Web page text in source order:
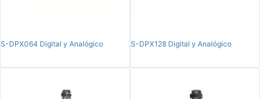
S-DPX064 Digital y Analógico S-DPX128 Digital y Analógico